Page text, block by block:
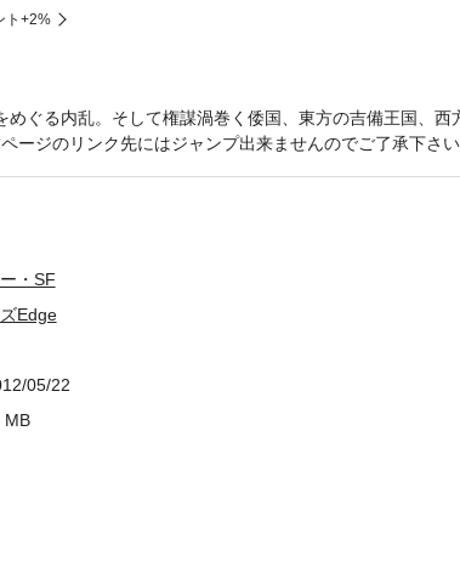
ト+2%
めぐる内乱。そして権謀渦巻く倭国、東方の吉備王国、
ージのリンク先にはジャンプ出来ませんのでご了承下さい
・SF
Edge
05/22
MB